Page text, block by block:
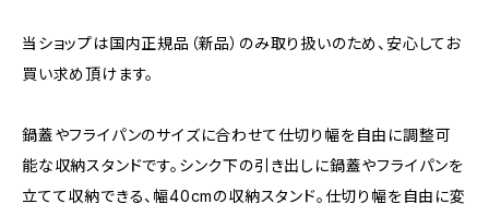
当ショップは国内正規品（新品）のみ取り扱いのため、安心してお
買い求め頂けます。
鍋蓋やフライパンのサイズに合わせて仕切り幅を自由に調整可
能な収納スタンドです。シンク下の引き出しに鍋蓋やフライパンを
立てて収納できる、幅40cmの収納スタンド。仕切り幅を自由に変